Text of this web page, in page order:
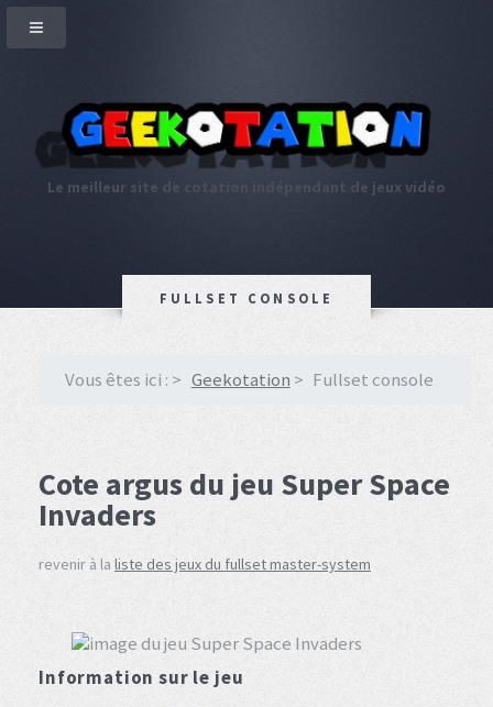
Le meilleur site de cotation indépendant de jeux vidéo
FULLSET CONSOLE
Vous êtes ici : Geekotation Fullset console
Cote argus du jeu Super Space
Invaders
revenir à la liste des jeux du fullset master-system
Information sur le jeu